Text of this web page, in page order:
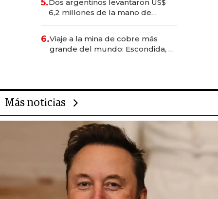
transformadoras
5.Dos argentinos levantaron US$
6,2 millones de la mano de
6.Viaje a la mina de cobre más
grande del mundo: Escondida, el
Más noticias